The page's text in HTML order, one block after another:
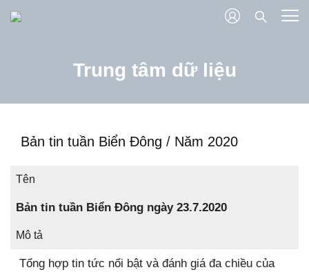
Trung tâm dữ liệu
Bản tin tuần Biển Đông / Năm 2020
Tên
Bản tin tuần Biển Đông ngày 23.7.2020
Mô tả
Tổng hợp tin tức nổi bật và đánh giá đa chiều của